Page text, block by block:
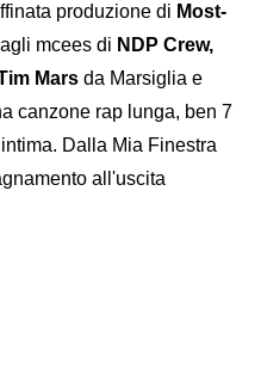
produzione di Most-
mcees di NDP Crew,
Mars da Marsiglia e
canzone rap lunga, ben 7
Dalla Mia Finestra
all'uscita